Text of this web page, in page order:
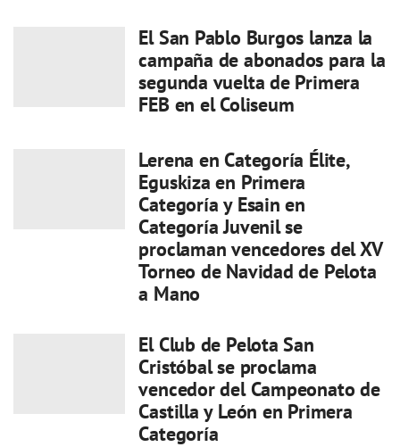
El San Pablo Burgos lanza la
campaña de abonados para la
segunda vuelta de Primera
FEB en el Coliseum
Lerena en Categoría Élite,
Eguskiza en Primera
Categoría y Esain en
Categoría Juvenil se
proclaman vencedores del XV
Torneo de Navidad de Pelota
a Mano
El Club de Pelota San
Cristóbal se proclama
vencedor del Campeonato de
Castilla y León en Primera
Categoría